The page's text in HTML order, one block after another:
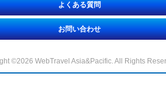
よくある質問
お問い合わせ
©2026 WebTravel Asia&Pacific. All Rights